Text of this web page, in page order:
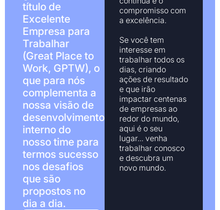
título de
Excelente
Empresa para
Trabalhar
(Great Place to
Work, GPTW), o
que para nós
complementa a
nossa visão de
desenvolvimento
interno do
nosso time para
termos sucesso
nos desafios
que são
propostos no
dia a dia.
compromisso com
a excelência.
Se você tem
interesse em
trabalhar todos os
dias, criando
ações de resultado
e que irão
impactar centenas
de empresas ao
redor do mundo,
aqui é o seu
lugar... venha
trabalhar conosco
e descubra um
novo mundo.